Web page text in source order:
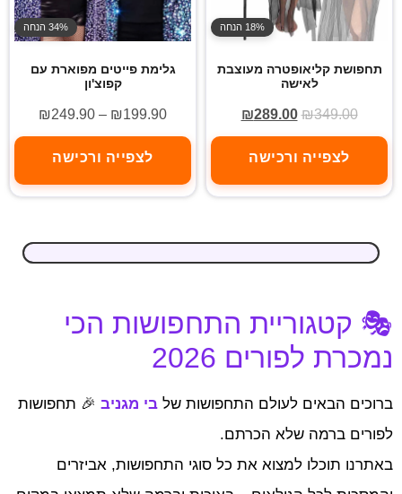
18% הנחה
תחפושת קליאופטרה מעוצבת
לאישה
₪349.00
₪289.00
לצפייה ורכישה
34% הנחה
גלימת פייטים מפוארת עם
קפוצ'ון
₪199.90
–
₪249.90
לצפייה ורכישה
🎭 קטגוריית התחפושות הכי
נמכרת לפורים 2026
ברוכים הבאים לעולם התחפושות של בי מגניב 🎉 תחפושות
לפורים ברמה שלא הכרתם.
באתרנו תוכלו למצוא את כל סוגי התחפושות, אביזרים